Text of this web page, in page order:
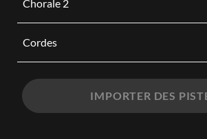
Chorale 2
Cordes
IMPORTER DES